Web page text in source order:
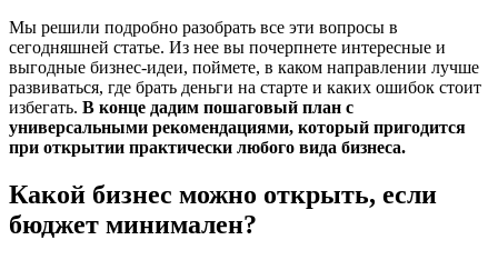
Мы решили подробно разобрать все эти вопросы в
сегодняшней статье. Из нее вы почерпнете интересные и
выгодные бизнес-идеи, поймете, в каком направлении лучше
развиваться, где брать деньги на старте и каких ошибок стоит
избегать. В конце дадим пошаговый план с
универсальными рекомендациями, который пригодится
при открытии практически любого вида бизнеса.
Какой бизнес можно открыть, если
бюджет минимален?